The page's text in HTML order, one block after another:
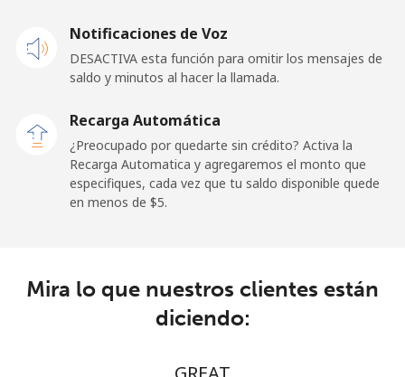
⁦13.9c⁩ 71 min por ⁦$10⁩
⁦41.5c⁩
Angola
Línea fija ⁦54.9c⁩
Anguilla
Notificaciones de Voz
DESACTIVA esta función para omitir los mensajes de
saldo y minutos al hacer la llamada.
Recarga Automática
¿Preocupado por quedarte sin crédito? Activa la
Recarga Automatica y agregaremos el monto que
especifiques, cada vez que tu saldo disponible quede
en menos de ⁦$5⁩.
Mira lo que nuestros clientes están
diciendo: